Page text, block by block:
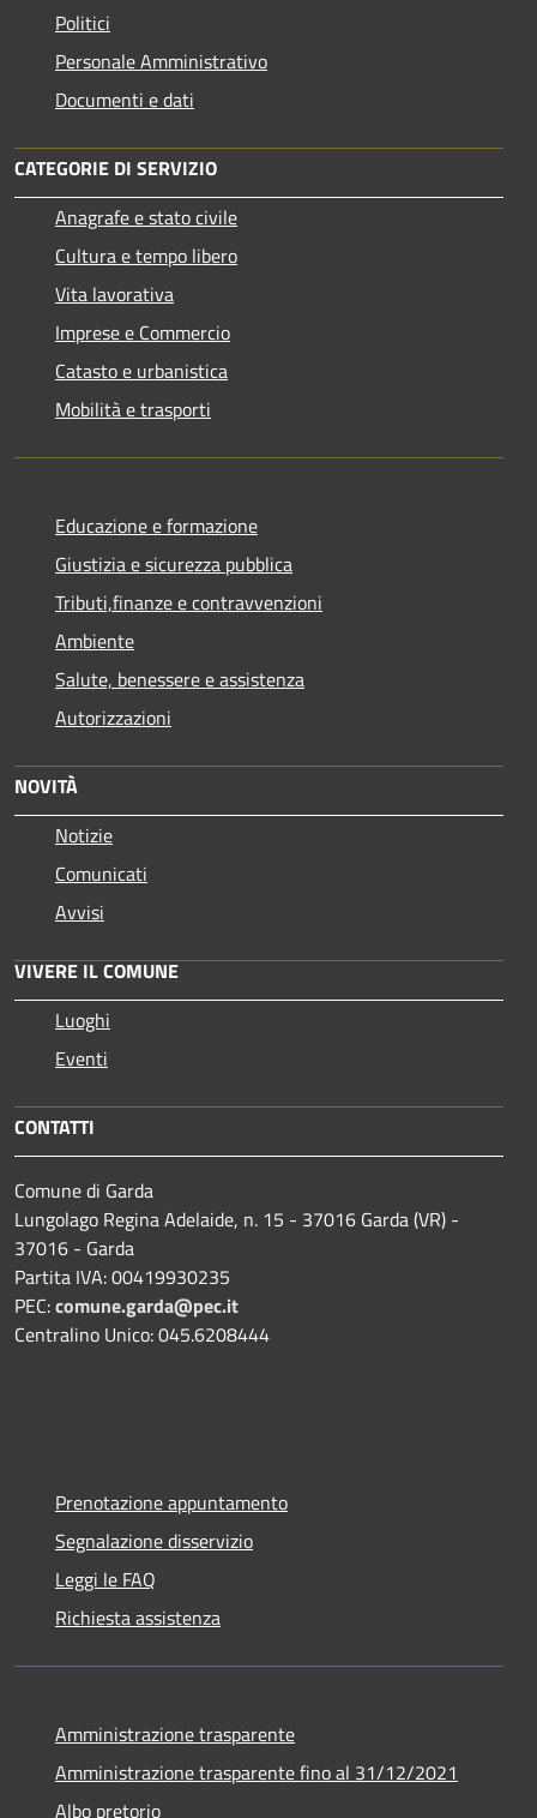
Politici
Personale Amministrativo
Documenti e dati
CATEGORIE DI SERVIZIO
Anagrafe e stato civile
Cultura e tempo libero
Vita lavorativa
Imprese e Commercio
Catasto e urbanistica
Mobilità e trasporti
Educazione e formazione
Giustizia e sicurezza pubblica
Tributi,finanze e contravvenzioni
Ambiente
Salute, benessere e assistenza
Autorizzazioni
NOVITÀ
Notizie
Comunicati
Avvisi
VIVERE IL COMUNE
Luoghi
Eventi
CONTATTI
Comune di Garda
Lungolago Regina Adelaide, n. 15 - 37016 Garda (VR) -
37016 - Garda
Partita IVA: 00419930235
PEC:comune.garda@pec.it
Centralino Unico: 045.6208444
Prenotazione appuntamento
Segnalazione disservizio
Leggi le FAQ
Richiesta assistenza
Amministrazione trasparente
Amministrazione trasparente fino al 31/12/2021
Albo pretorio